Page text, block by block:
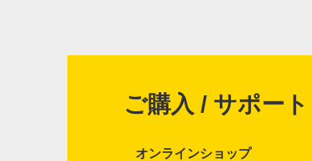
ご購入 / サポート
オンラインショップ